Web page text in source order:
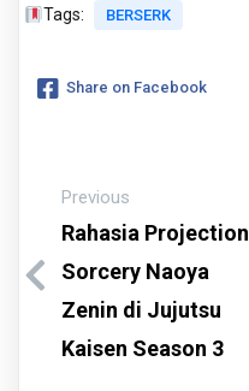
Tags: BERSERK
Share on Facebook
Previous
Rahasia Projection
Sorcery Naoya
Zenin di Jujutsu
Kaisen Season 3